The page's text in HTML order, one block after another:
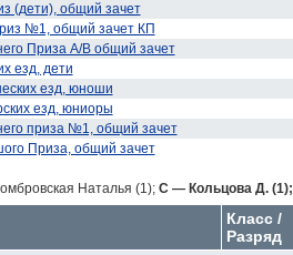
(дети), общий зачет
№1, общий зачет КП
Приза А/В общий зачет
езд, дети
езд, юноши
езд, юниоры
приза №1, общий зачет
Приза, общий зачет
Наталья (1); C — Кольцова Д. (1);
Класс /
Разряд